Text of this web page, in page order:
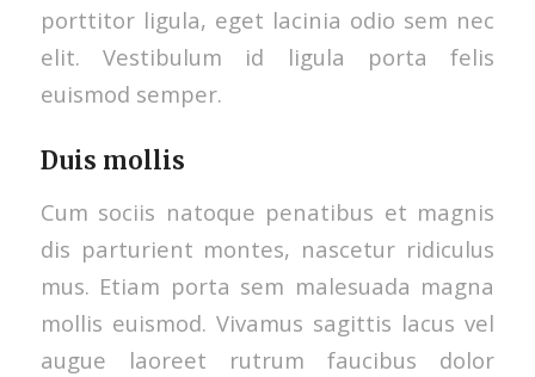
porttitor ligula, eget lacinia odio sem nec
elit. Vestibulum id ligula porta felis
euismod semper.
Duis mollis
Cum sociis natoque penatibus et magnis
dis parturient montes, nascetur ridiculus
mus. Etiam porta sem malesuada magna
mollis euismod. Vivamus sagittis lacus vel
augue laoreet rutrum faucibus dolor